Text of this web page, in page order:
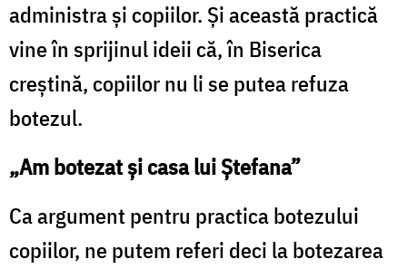
administra și copiilor. Și această practică
vine în sprijinul ideii că, în Biserica
creștină, copiilor nu li se putea refuza
botezul.
„Am botezat și casa lui Ștefana”
Ca argument pentru practica botezului
copiilor, ne putem referi deci la botezarea